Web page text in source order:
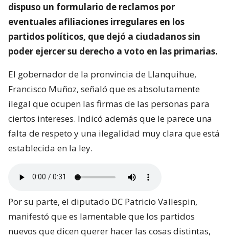
dispuso un formulario de reclamos por
eventuales afiliaciones irregulares en los
partidos políticos, que dejó a ciudadanos sin
poder ejercer su derecho a voto en las primarias.
El gobernador de la pronvincia de Llanquihue,
Francisco Muñoz, señaló que es absolutamente
ilegal que ocupen las firmas de las personas para
ciertos intereses. Indicó además que le parece una
falta de respeto y una ilegalidad muy clara que está
establecida en la ley.
Por su parte, el diputado DC Patricio Vallespin,
manifestó que es lamentable que los partidos
nuevos que dicen querer hacer las cosas distintas,